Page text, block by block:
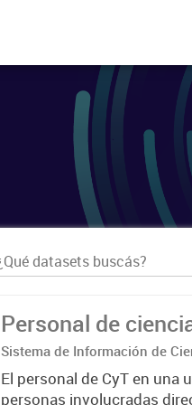
Personal de
Sistema de Información de
El personal de CyT en una
personas involucradas